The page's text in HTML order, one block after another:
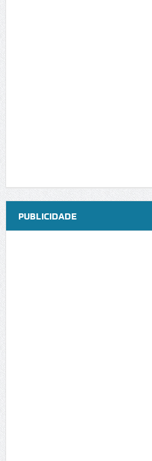
PUBLICIDADE